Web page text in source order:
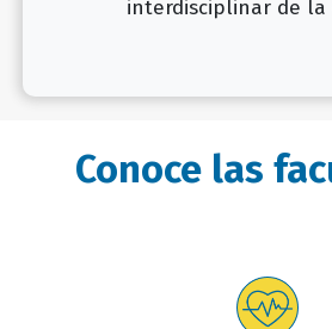
interdisciplinar de la
Conoce las